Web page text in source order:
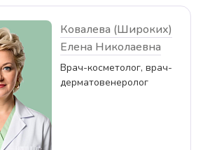
Ковалева (Широких)
Елена Николаевна
Врач-косметолог, врач-
дерматовенеролог